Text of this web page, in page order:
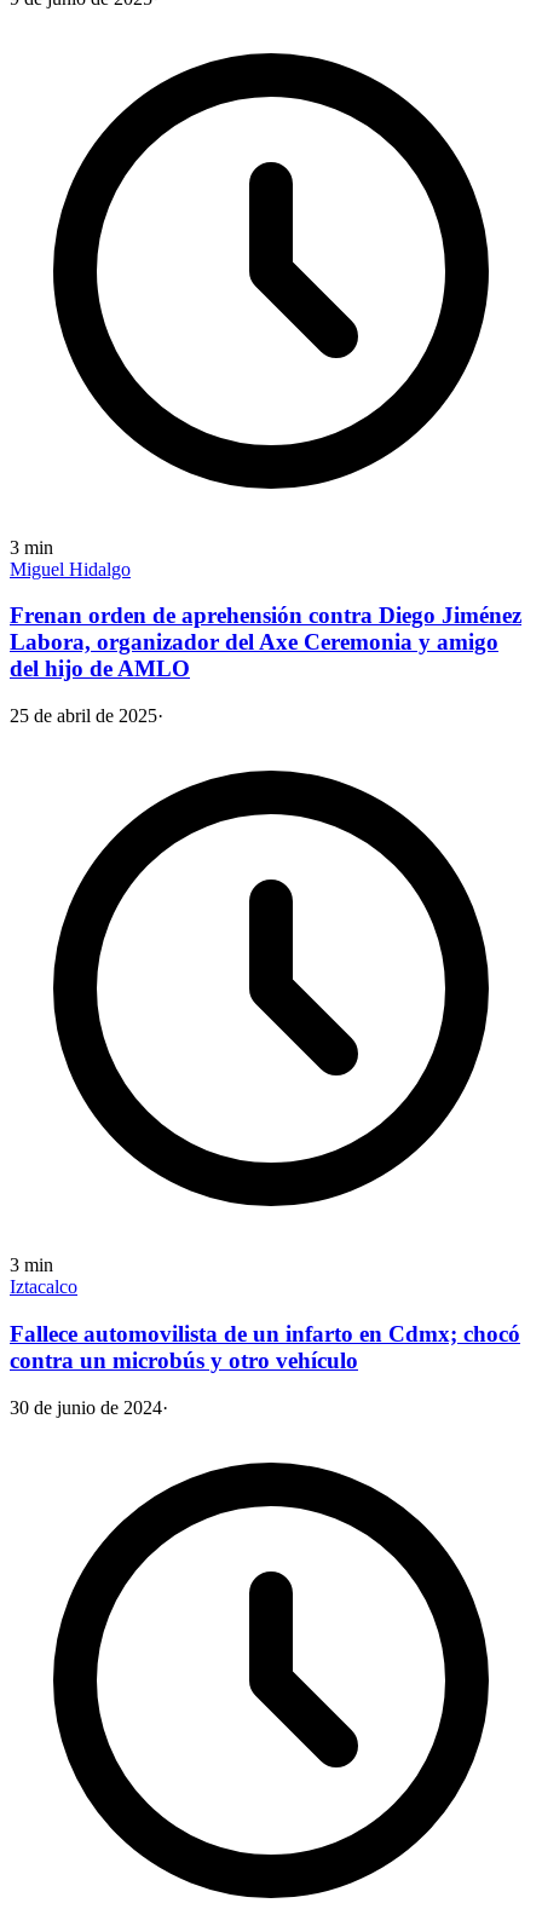
3 min
Miguel Hidalgo
Frenan orden de aprehensión contra Diego Jiménez
Labora, organizador del Axe Ceremonia y amigo
del hijo de AMLO
25 de abril de 2025·
3 min
Iztacalco
Fallece automovilista de un infarto en Cdmx; chocó
contra un microbús y otro vehículo
30 de junio de 2024·